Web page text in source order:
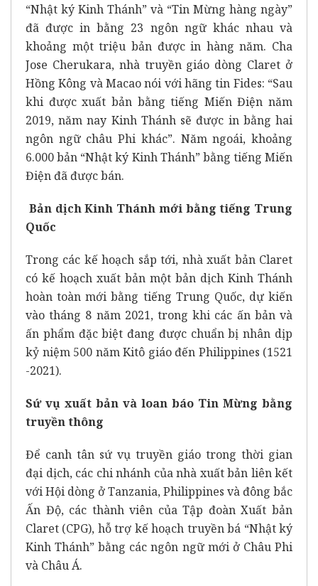
“Nhật ký Kinh Thánh” và “Tin Mừng hàng ngày”
đã được in bằng 23 ngôn ngữ khác nhau và
khoảng một triệu bản được in hàng năm. Cha
Jose Cherukara, nhà truyền giáo dòng Claret ở
Hồng Kông và Macao nói với hãng tin Fides: “Sau
khi được xuất bản bằng tiếng Miến Điện năm
2019, năm nay Kinh Thánh sẽ được in bằng hai
ngôn ngữ châu Phi khác”. Năm ngoái, khoảng
6.000 bản “Nhật ký Kinh Thánh” bằng tiếng Miến
Điện đã được bán.
Bản dịch Kinh Thánh mới bằng tiếng Trung
Quốc
Trong các kế hoạch sắp tới, nhà xuất bản Claret
có kế hoạch xuất bản một bản dịch Kinh Thánh
hoàn toàn mới bằng tiếng Trung Quốc, dự kiến
vào tháng 8 năm 2021, trong khi các ấn bản và
ấn phẩm đặc biệt đang được chuẩn bị nhân dịp
kỷ niệm 500 năm Kitô giáo đến Philippines (1521
-2021).
Sứ vụ xuất bản và loan báo Tin Mừng bằng
truyền thông
Để canh tân sứ vụ truyền giáo trong thời gian
đại dịch, các chi nhánh của nhà xuất bản liên kết
với Hội dòng ở Tanzania, Philippines và đông bắc
Ấn Độ, các thành viên của Tập đoàn Xuất bản
Claret (CPG), hỗ trợ kế hoạch truyền bá “Nhật ký
Kinh Thánh” bằng các ngôn ngữ mới ở Châu Phi
và Châu Á.